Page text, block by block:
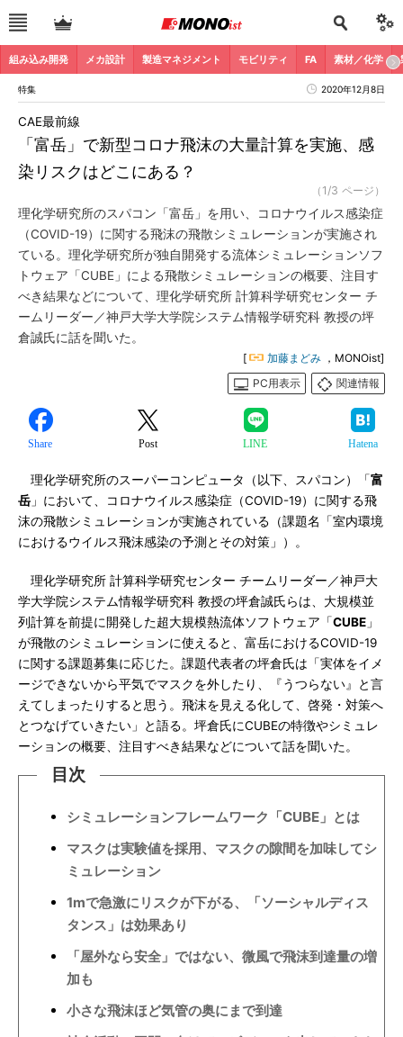
組み込み開発 メカ設計 製造マネジメント モビリティ FA 素材／化学
特集 2020年12月8日
「富岳」で新型コロナ飛沫の大量計算を実施、感
染リスクはどこにある？
CAE最前線
（1/3 ページ）
理化学研究所のスパコン「富岳」を用い、コロナウイルス感染症
（COVID-19）に関する飛沫の飛散シミュレーションが実施され
ている。理化学研究所が独自開発する流体シミュレーションソフ
トウェア「CUBE」による飛散シミュレーションの概要、注目す
べき結果などについて、理化学研究所 計算科学研究センター チ
ームリーダー／神戸大学大学院システム情報学研究科 教授の坪
倉誠氏に話を聞いた。
[ 加藤まどみ ，MONOist]
PC用表示
関連情報
Share Post LINE Hatena
理化学研究所のスーパーコンピュータ（以下、スパコン）「富
岳 」において、コロナウイルス感染症（COVID-19）に関する飛
沫の飛散シミュレーションが実施されている（課題名「室内環境
におけるウイルス飛沫感染の予測とその対策」）。
理化学研究所 計算科学研究センター チームリーダー／神戸大
学大学院システム情報学研究科 教授の坪倉誠氏らは、大規模並
列計算を前提に開発した超大規模熱流体ソフトウェア「CUBE 」
が飛散のシミュレーションに使えると、富岳におけるCOVID-19
に関する課題募集に応じた。課題代表者の坪倉氏は「実体をイメ
ージできないから平気でマスクを外したり、『うつらない』と言
えてしまったりすると思う。飛沫を見える化して、啓発・対策へ
とつなげていきたい」と語る。坪倉氏にCUBEの特徴やシミュレ
ーションの概要、注目すべき結果などについて話を聞いた。
目次
シミュレーションフレームワーク「CUBE」とは
マスクは実験値を採用、マスクの隙間を加味してシ
ミュレーション
1mで急激にリスクが下がる、「ソーシャルディス
タンス」は効果あり
「屋外なら安全」ではない、微風で飛沫到達量の増
加も
小さな飛沫ほど気管の奥にまで到達